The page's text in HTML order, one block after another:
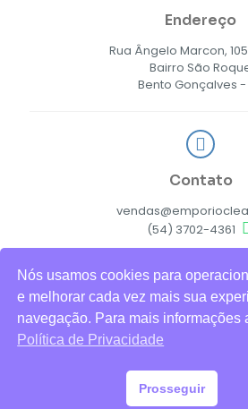
Endereço
Rua Ângelo Marcon,
Bairro São
Bento Gonçalves -
Contato
(54) 3702-4361
© 2026 Empório Clean Soluções
Ltda.
Política de
Nós usamos cookies para
e melhorar cada vez mais sua
navegação. Para mais informações
Política de Privacidade
Prosseguir